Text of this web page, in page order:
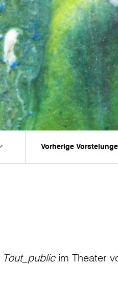
Vorherige
Tout_publicim Theater